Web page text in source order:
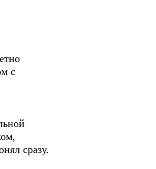
с
сразу.